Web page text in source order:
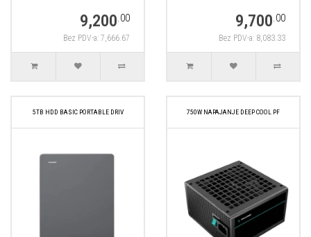
9,200.00
Bez PDV-a: 7,666.67
9,700.00
Bez PDV-a: 8,083.33
5TB HDD BASIC PORTABLE DRIV 750W NAPAJANJE DEEP COOL PF